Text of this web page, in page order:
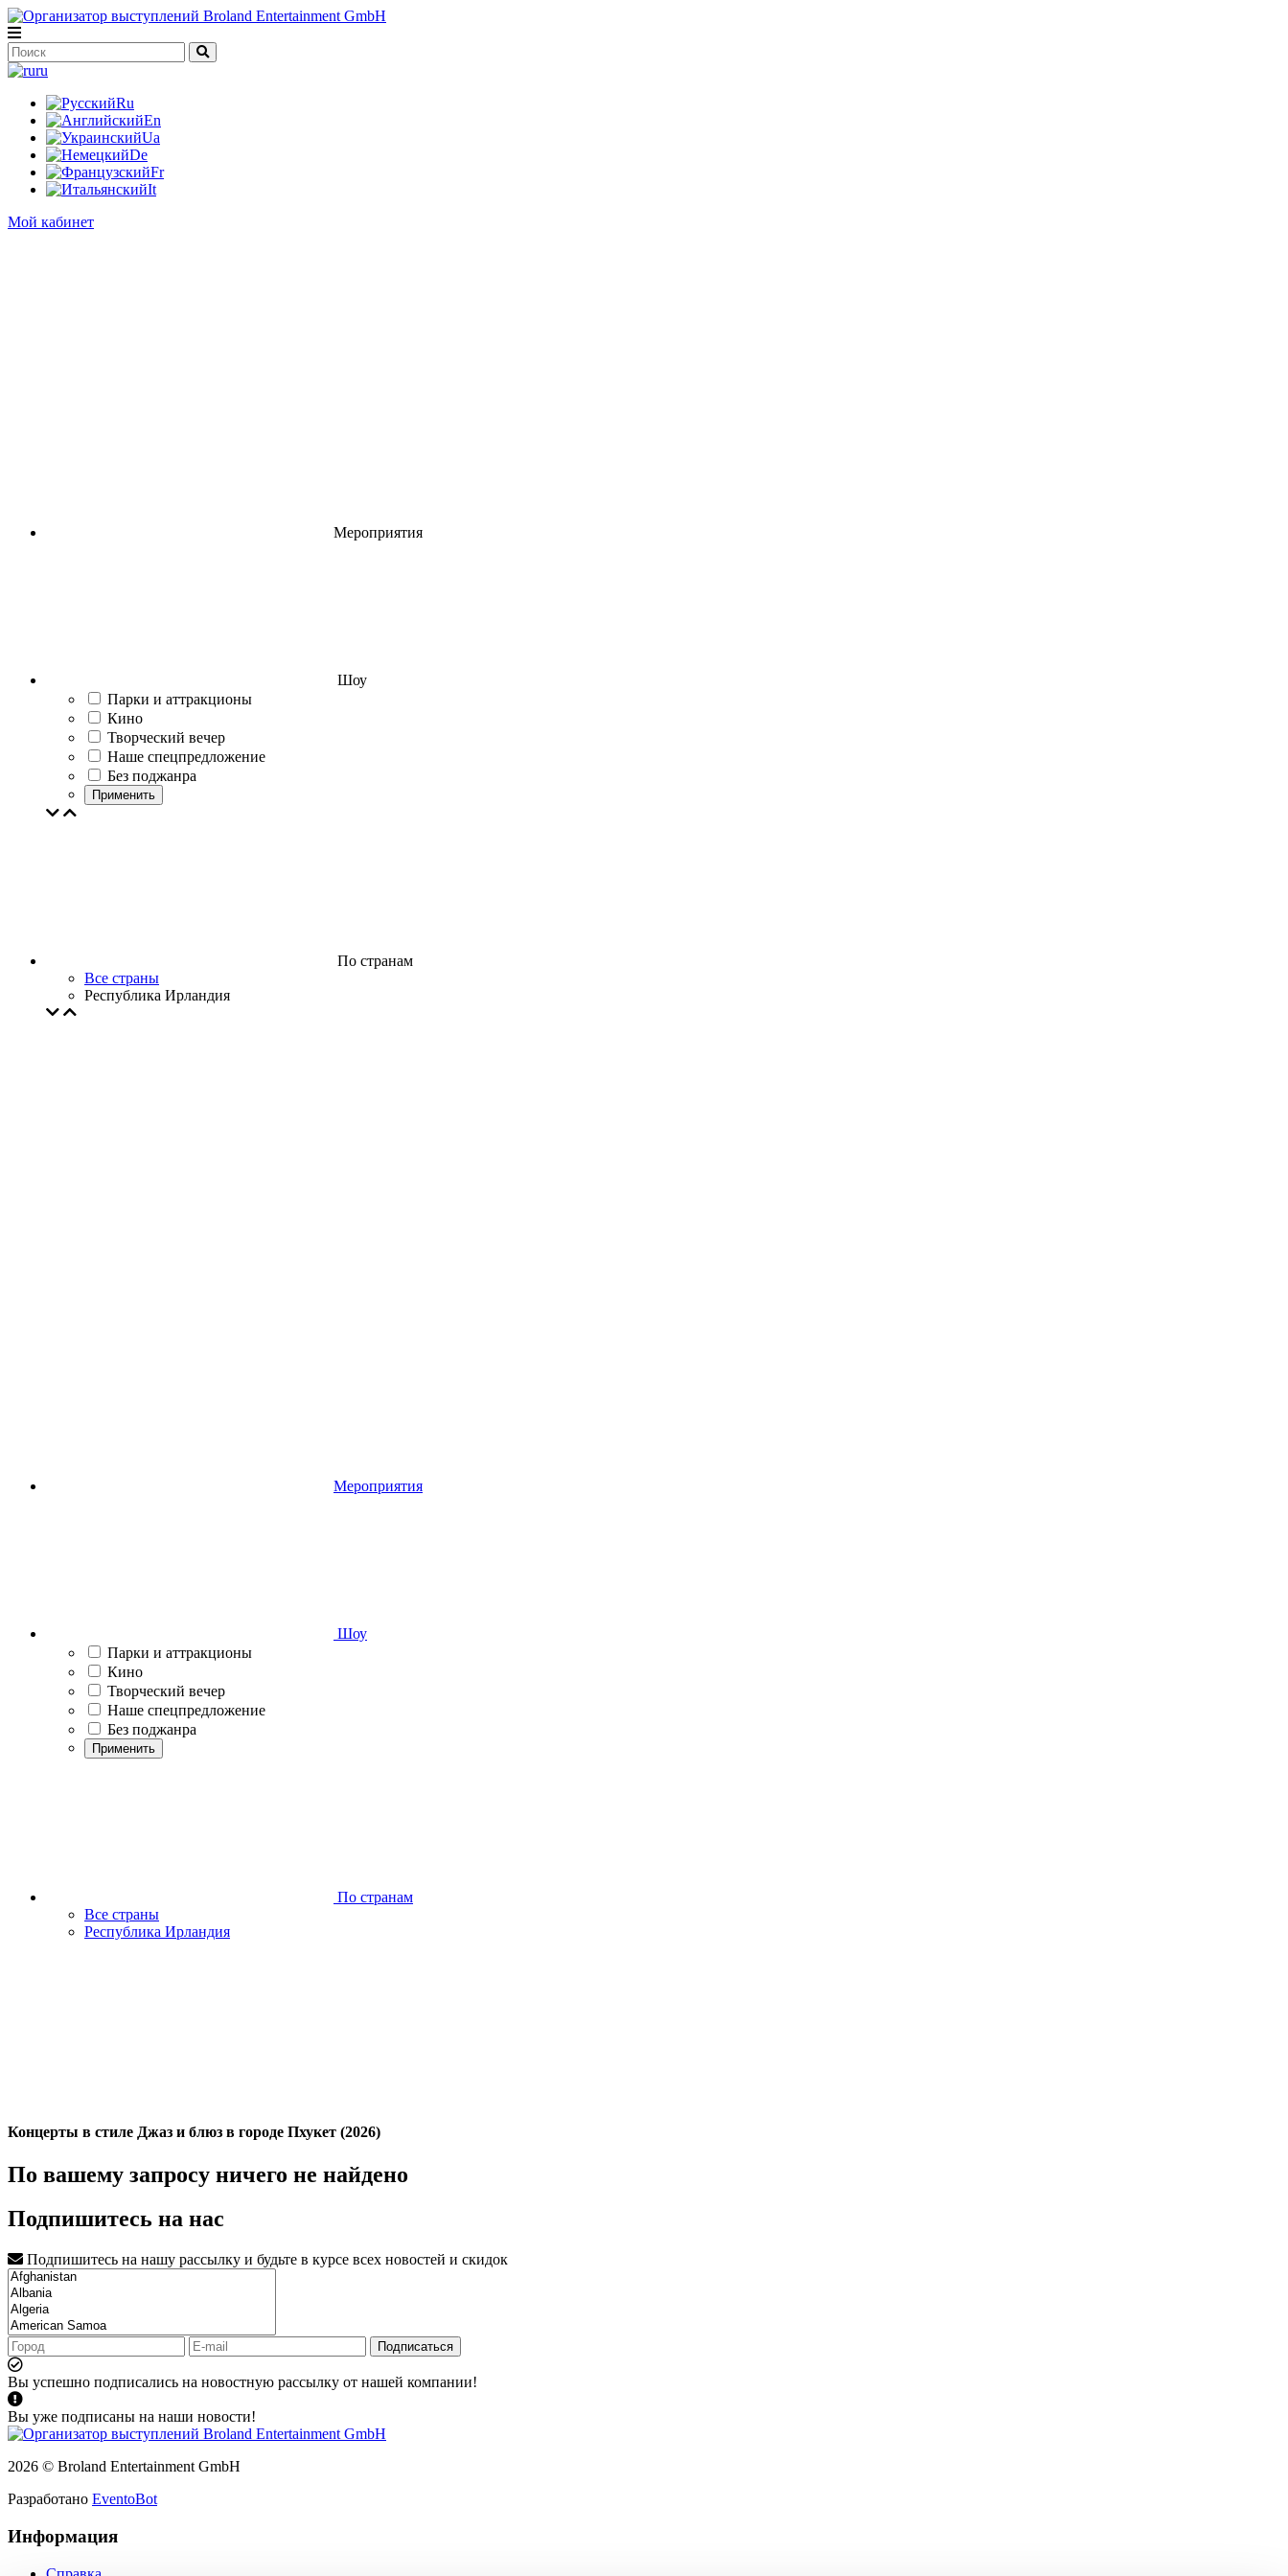
ru
Ru
En
Ua
De
Fr
It
Мой кабинет
Мероприятия
Шоу
Парки и аттракционы
Кино
Творческий вечер
Наше спецпредложение
Без поджанра
Применить
По странам
Все страны
Республика Ирландия
Мероприятия
Шоу
Парки и аттракционы
Кино
Творческий вечер
Наше спецпредложение
Без поджанра
Применить
По странам
Все страны
Республика Ирландия
Концерты в стиле Джаз и блюз в городе Пхукет (2026)
По вашему запросу ничего не найдено
Подпишитесь на нас
Подпишитесь на нашу рассылку и будьте в курсе всех новостей и скидок
Подписаться
Вы успешно подписались на новостную рассылку от нашей компании!
Вы уже подписаны на наши новости!
2026 © Broland Entertainment GmbH
Разработано EventoBot
Информация